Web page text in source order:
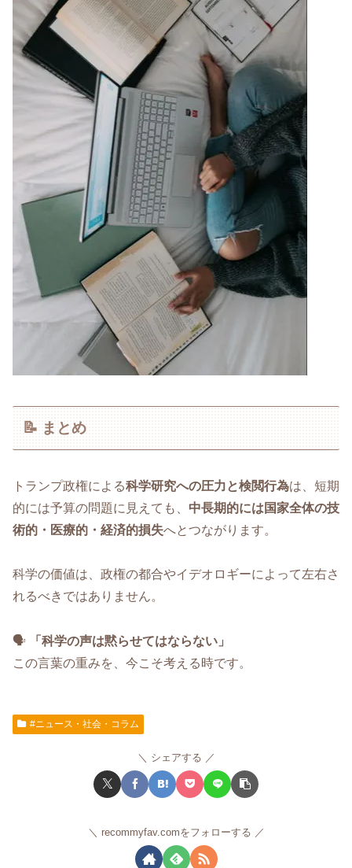
📝 まとめ
トランプ政権による科学研究への圧力と検閲行為は、短期
的には予算の問題に見えても、 中長期的には国家全体の技
術的・医療的・経済的損失へとつながります。
科学の価値は、政権の都合やイデオロギーによって左右さ
れるべきではありません。
🗣️
「科学の声は黙らせてはならない」
この言葉の重みを、今こそ考える時です。
#ニュース・社会・コラム
シェアする
recommyfav.comをフォローする